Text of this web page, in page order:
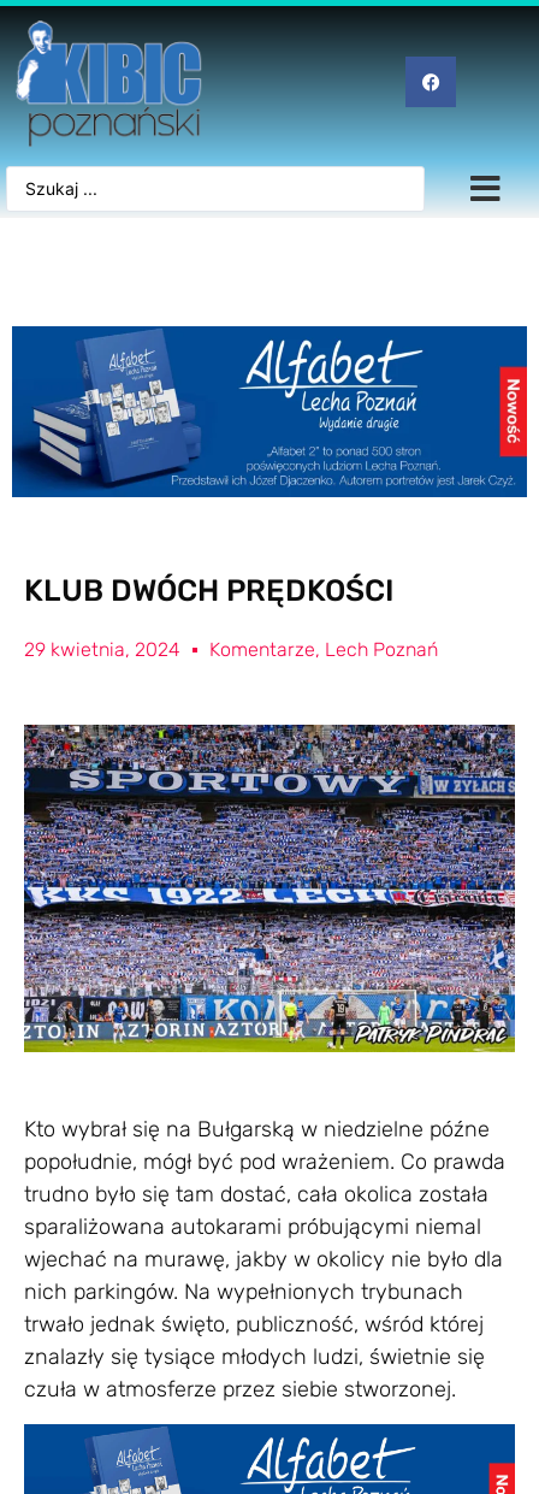
KLUB DWÓCH PRĘDKOŚCI
29 kwietnia, 2024 Komentarze, Lech Poznań
Kto wybrał się na Bułgarską w niedzielne późne
popołudnie, mógł być pod wrażeniem. Co prawda
trudno było się tam dostać, cała okolica została
sparaliżowana autokarami próbującymi niemal
wjechać na murawę, jakby w okolicy nie było dla
nich parkingów. Na wypełnionych trybunach
trwało jednak święto, publiczność, wśród której
znalazły się tysiące młodych ludzi, świetnie się
czuła w atmosferze przez siebie stworzonej.